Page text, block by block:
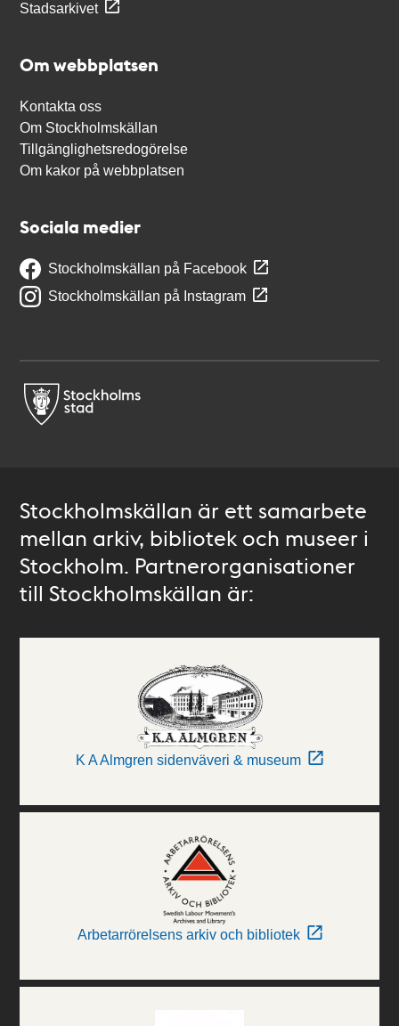
Stadsarkivet
Om webbplatsen
Kontakta oss
Om Stockholmskällan
Tillgänglighetsredogörelse
Om kakor på webbplatsen
Sociala medier
Stockholmskällan på Facebook
Stockholmskällan på Instagram
Stockholmskällan är ett samarbete
mellan arkiv, bibliotek och museer i
Stockholm. Partnerorganisationer
till Stockholmskällan är:
K A Almgren sidenväveri & museum
Arbetarrörelsens arkiv och bibliotek